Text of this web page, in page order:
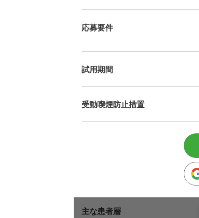
応募要件
試用期間
受動喫煙防止措置
主な患者層